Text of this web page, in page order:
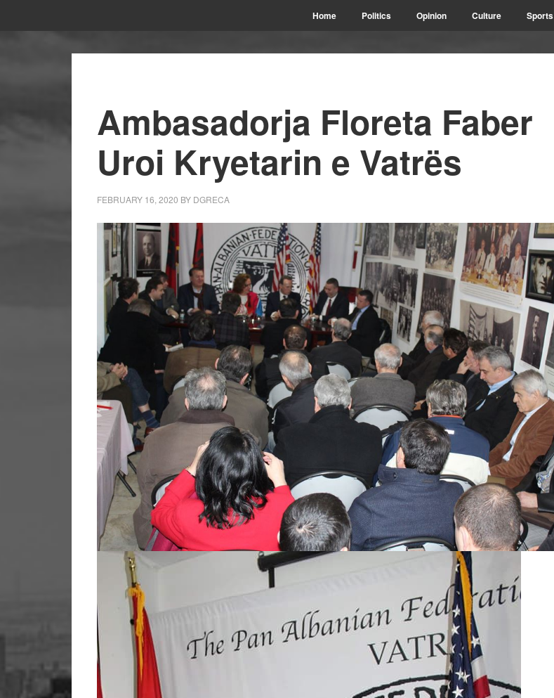
Home Politics Opinion Culture Sports
Ambasadorja Floreta Faber
Uroi Kryetarin e Vatrës
FEBRUARY 16, 2020 BY DGRECA